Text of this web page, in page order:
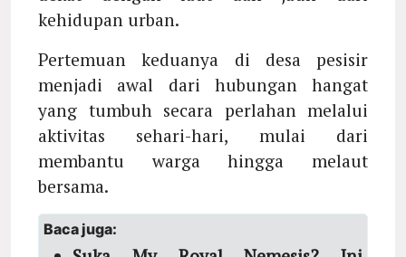
kehidupan urban.
Pertemuan keduanya di desa pesisir
menjadi awal dari hubungan hangat
yang tumbuh secara perlahan melalui
aktivitas sehari-hari, mulai dari
membantu warga hingga melaut
bersama.
Baca juga: